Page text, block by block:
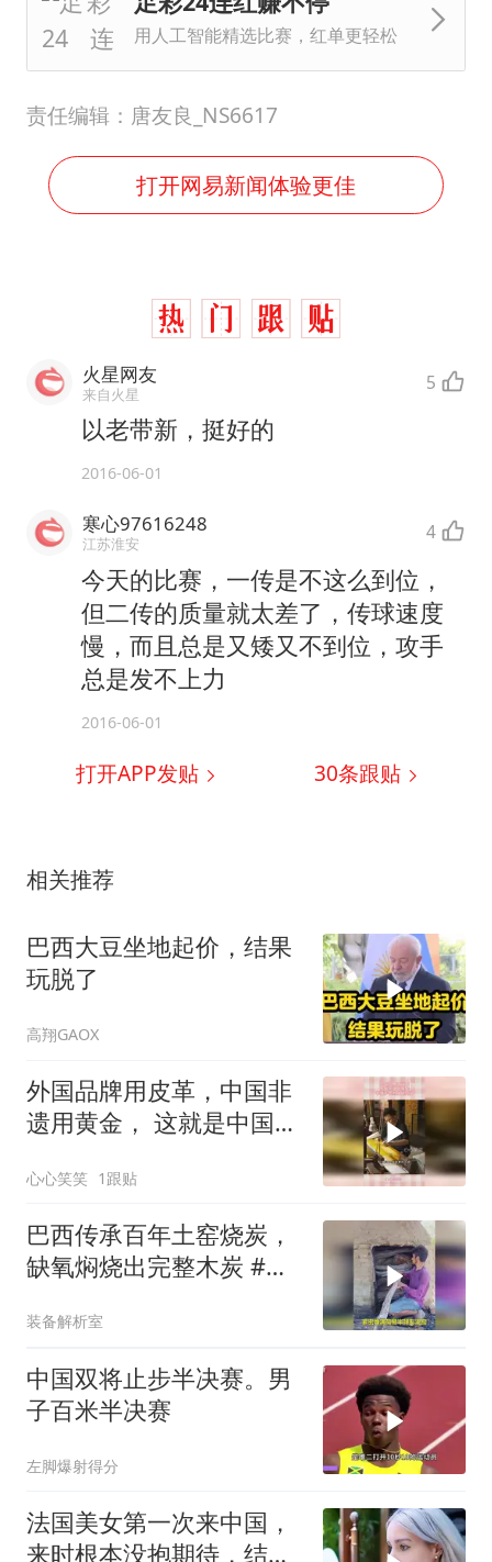
用人工智能精选比赛，红单更轻松
责任编辑：唐友良_NS6617
打开网易新闻体验更佳
火星网友
来自火星 5
以老带新，挺好的
2016-06-01
寒心97616248
江苏淮安 4
今天的比赛，一传是不这么到位，
但二传的质量就太差了，传球速度
慢，而且总是又矮又不到位，攻手
总是发不上力
2016-06-01
打开APP发贴 30条跟贴
相关推荐
巴西大豆坐地起价，结果
玩脱了
高翔GAOX
外国品牌用皮革，中国非
遗用黄金， 这就是中国手
心心笑笑 1跟贴
巴西传承百年土窑烧炭，
缺氧焖烧出完整木炭 #烧
装备解析室
中国双将止步半决赛。男
子百米半决赛
左脚爆射得分
法国美女第一次来中国，
来时根本没抱期待，结果